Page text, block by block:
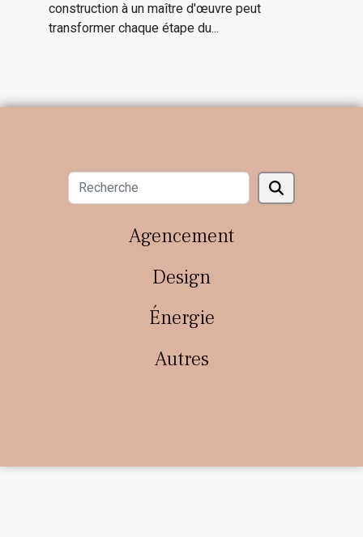
construction à un maître d'œuvre peut
transformer chaque étape du...
Agencement
Design
Énergie
Autres